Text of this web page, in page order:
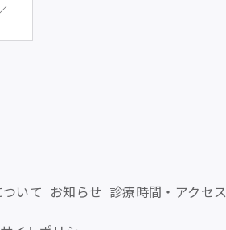
いて お知らせ 診療時間・アクセス